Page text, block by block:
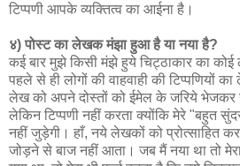
टिप्पणी आपके व्यक्तित्व का आईना है।
४) पोस्ट का लेखक मंझा हुआ है या नया है?
कई बार मुझे किसी मंझे हुये चिट्ठाकार का
पहले से ही लोगों की वाहवाही की टिप्पणियों
लेख को अपने दोस्तों को ईमेल के जरिये भेजकर
लेकिन टिप्पणी नहीं करता क्योंकि मेरे "बहुत
नहीं जुड़ेगी। हाँ, नये लेखकों को प्रोत्साहित
जोड़ने से बाज नहीं आता। जब मैं नया था तो मेरा